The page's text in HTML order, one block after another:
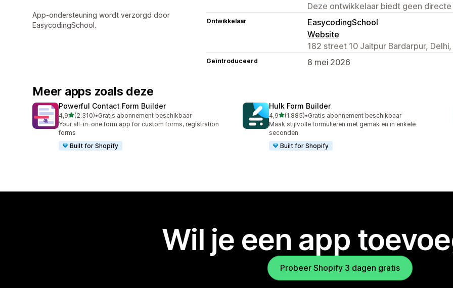
App-ondersteuning wordt verzorgd door
EasycodingSchool.
Deze ontwikkelaar biedt geen
Ontwikkelaar
EasycodingSchool
Website
182 street 10 Jaitpur Bardarpur, Delhi,
Geïntroduceerd 8 mei 2026
Meer apps zoals deze
Powerful Contact Form Builder
4,9van 5 sterren
(2.310)
2310 recensies in totaal
•Gratis abonnement beschikbaar
Your all-in-one form app for custom forms, registration
forms
Built for Shopify
Hulk Form Builder
4,9van 5 sterren
(1.885)
1885 recensies in totaal
•Gratis abonnement beschikbaar
Maak stijlvolle formulieren met gemak en in enkele
seconden.
Built for Shopify
Wil je een app
Probeer Shopify 3 dagen gratis